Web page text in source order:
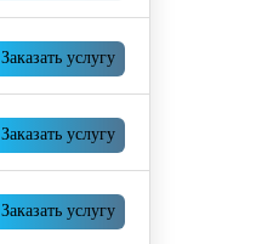
Заказать услугу
Заказать услугу
Заказать услугу